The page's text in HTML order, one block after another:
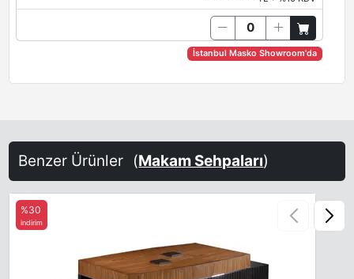
İstanbul Masko Showroom'da
Benzer Ürünler (Makam Sehpaları)
%30
indirim